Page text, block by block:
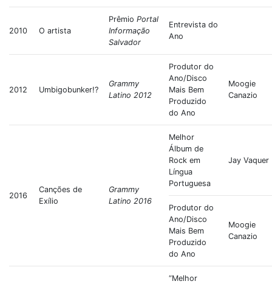
2010 O artista
Prêmio Portal
Informação
Salvador
Entrevista do
Ano
2012 Umbigobunker!?
Grammy
Latino 2012
Produtor do
Ano/Disco
Mais Bem
Produzido
do Ano
Moogie
Canazio
2016
Canções de
Exílio
Grammy
Latino 2016
Melhor
Álbum de
Rock em
Língua
Portuguesa
Jay Vaquer
Produtor do
Ano/Disco
Mais Bem
Produzido
do Ano
Moogie
Canazio
“Melhor